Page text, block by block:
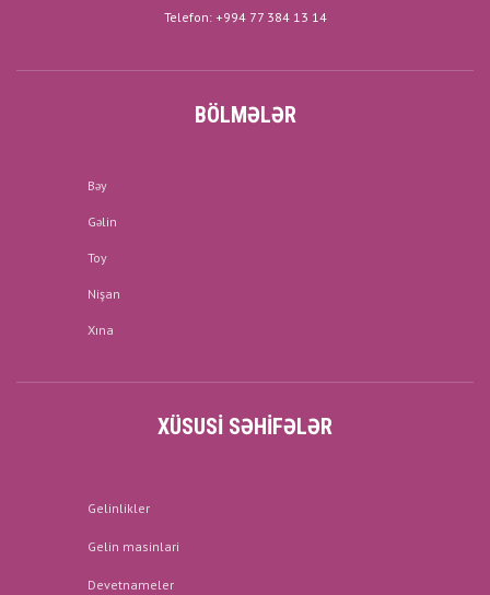
Telefon: +994 77 384 13 14
BÖLMƏLƏR
Bəy
Gəlin
Toy
Nişan
Xına
XÜSUSI SƏHIFƏLƏR
Gelinlikler
Gelin masinlari
Devetnameler